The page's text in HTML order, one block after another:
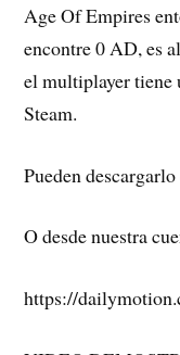
Age Of Empires
encontre 0 AD, es
el multiplayer tiene
Steam.
Pueden
O desde nuestra
https://